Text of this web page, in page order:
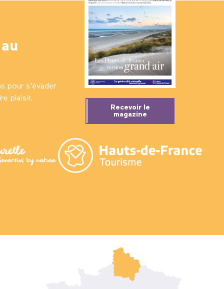
pour s'évader
plaisir.
Recevoir le
magazine